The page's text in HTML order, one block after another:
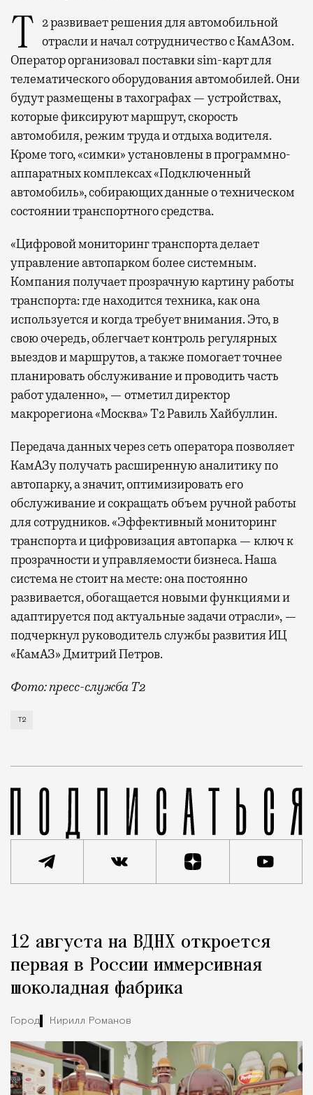
Т2 развивает решения для автомобильной отрасли и начал сотрудничество с КамАЗом.
Оператор организовал поставки sim-карт для
телематического оборудования автомобилей. Они
будут размещены в тахографах — устройствах,
которые фиксируют маршрут, скорость
автомобиля, режим труда и отдыха водителя.
Кроме того, «симки» установлены в программно-
аппаратных комплексах «Подключенный
автомобиль», собирающих данные о техническом
состоянии транспортного средства.
«Цифровой мониторинг транспорта делает
управление автопарком более системным.
Компания получает прозрачную картину работы
транспорта: где находится техника, как она
используется и когда требует внимания. Это, в
свою очередь, облегчает контроль регулярных
выездов и маршрутов, а также помогает точнее
планировать обслуживание и проводить часть
работ удаленно», — отметил директор
макрорегиона «Москва» Т2 Равиль Хайбуллин.
Передача данных через сеть оператора позволяет
КамАЗу получать расширенную аналитику по
автопарку, а значит, оптимизировать его
обслуживание и сокращать объем ручной работы
для сотрудников. «Эффективный мониторинг
транспорта и цифровизация автопарка — ключ к
прозрачности и управляемости бизнеса. Наша
система не стоит на месте: она постоянно
развивается, обогащается новыми функциями и
адаптируется под актуальные задачи отрасли», —
подчеркнул руководитель службы развития ИЦ
«КамАЗ» Дмитрий Петров.
Фото: пресс-служба Т2
Т2 развивает решения для автомобильной
Т2
Город
12 августа на ВДНХ откроется
первая в России иммерсивная
шоколадная фабрика
Город Кирилл Романов